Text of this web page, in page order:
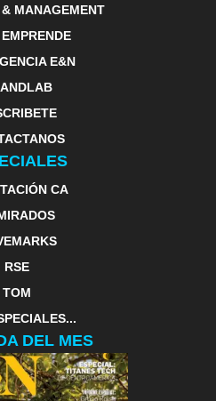
MANAGEMENT
E&N
CA
RSE
TOM
DEL MES